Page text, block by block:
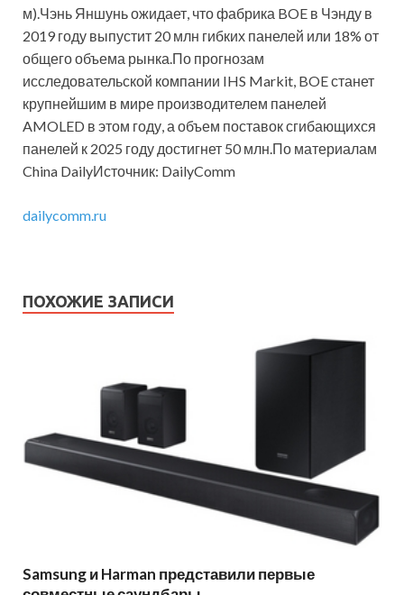
м).Чэнь Яншунь ожидает, что фабрика BOE в Чэнду в
2019 году выпустит 20 млн гибких панелей или 18% от
общего объема рынка.По прогнозам
исследовательской компании IHS Markit, BOE станет
крупнейшим в мире производителем панелей
AMOLED в этом году, а объем поставок сгибающихся
панелей к 2025 году достигнет 50 млн.По материалам
China DailyИсточник: DailyComm
dailycomm.ru
ПОХОЖИЕ ЗАПИСИ
Samsung и Harman представили первые